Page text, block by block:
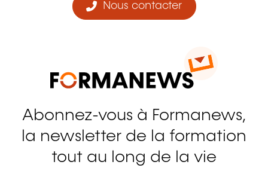
Nous contacter
Abonnez-vous à Formanews,
la newsletter de la formation
tout au long de la vie